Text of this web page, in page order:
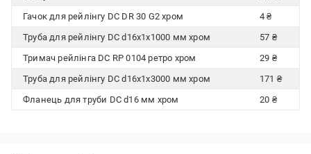
Гачок для рейлінгу DC DR 30 G2 хром
4 ₴
Труба для рейлінгу DC d16x1x1000 мм хром
57 ₴
Тримач рейлінга DC RP 0104 ретро хром
29 ₴
Труба для рейлінгу DC d16x1x3000 мм хром
171 ₴
Фланець для труби DC d16 мм хром
20 ₴